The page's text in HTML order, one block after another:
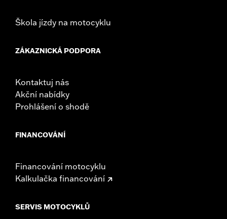
Škola jízdy na motocyklu
ZÁKAZNICKÁ PODPORA
Kontaktuj nás
Akční nabídky
Prohlášení o shodě
FINANCOVÁNÍ
Financování motocyklu
Kalkulačka financování
SERVIS MOTOCYKLŮ